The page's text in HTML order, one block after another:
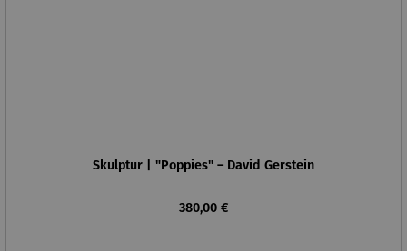
Skulptur | "Poppies" – David Gerstein
Regulärer Preis:
380,00 €